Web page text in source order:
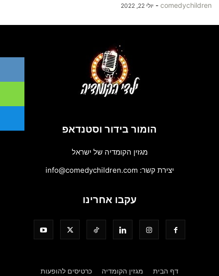
comedychildren
- יולי 22, 2022
הומור בידור וסטנדאפ
מגזין הקומדיה של ישראל
יצירת קשר: info@comedychildren.com
עקבו אחרינו
דף הבית מגזין הקומדיה כרטיסים להופעות